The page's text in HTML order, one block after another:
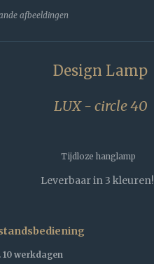
afbeeldingen
Design Lamp
LUX - circle 40
Tijdloze hanglamp
Leverbaar in 3 kleuren!
werkdagen